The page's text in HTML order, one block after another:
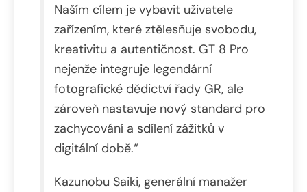
Naším cílem je vybavit uživatele
zařízením, které ztělesňuje svobodu,
kreativitu a autentičnost. GT 8 Pro
nejenže integruje legendární
fotografické dědictví řady GR, ale
zároveň nastavuje nový standard pro
zachycování a sdílení zážitků v
digitální době.“
Kazunobu Saiki, generální manažer